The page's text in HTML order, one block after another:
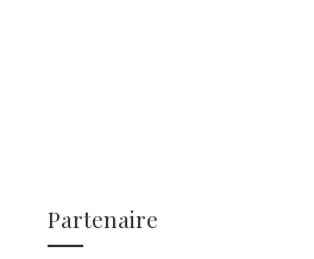
Partenaire